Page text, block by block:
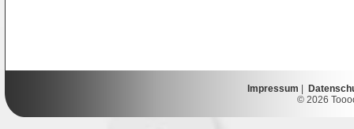
Impressum
© 2026